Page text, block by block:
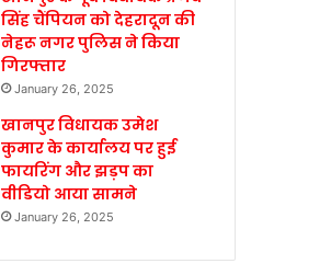
सिंह चैंपियन को देहरादून की
नेहरू नगर पुलिस ने किया
गिरफ्तार
January 26, 2025
खानपुर विधायक उमेश
कुमार के कार्यालय पर हुई
फायरिंग और झड़प का
वीडियो आया सामने
January 26, 2025